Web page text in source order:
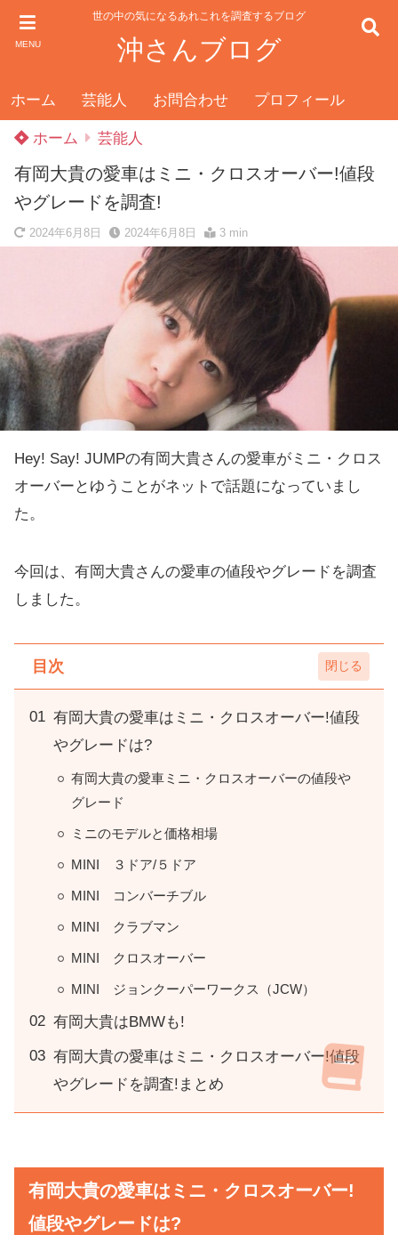
MENU
世の中の気になるあれこれを調査するブログ
沖さんブログ
ホーム 芸能人 お問合わせ プロフィール
ホーム 芸能人
有岡大貴の愛車はミニ・クロスオーバー!値段
やグレードを調査!
2024年6月8日 2024年6月8日 3 min
Hey! Say! JUMPの有岡大貴さんの愛車がミニ・クロス
オーバーとゆうことがネットで話題になっていまし
た。
今回は、有岡大貴さんの愛車の値段やグレードを調査
しました。
目次
有岡大貴の愛車はミニ・クロスオーバー!値段
やグレードは?
有岡大貴の愛車ミニ・クロスオーバーの値段や
グレード
ミニのモデルと価格相場
MINI ３ドア/５ドア
MINI コンバーチブル
MINI クラブマン
MINI クロスオーバー
MINI ジョンクーパーワークス（JCW）
有岡大貴はBMWも!
有岡大貴の愛車はミニ・クロスオーバー!値段
やグレードを調査!まとめ
有岡大貴の愛車はミニ・クロスオーバー!
値段やグレードは?